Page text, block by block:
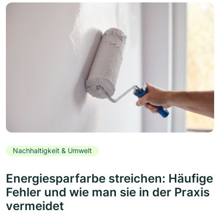
Nachhaltigkeit & Umwelt
Energiesparfarbe streichen: Häufige
Fehler und wie man sie in der Praxis
vermeidet